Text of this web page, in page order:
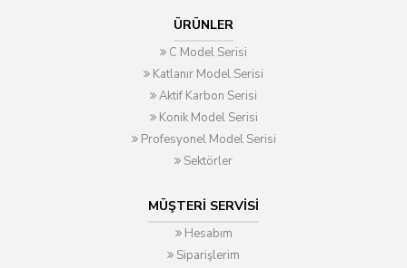
ÜRÜNLER
C Model Serisi
Katlanır Model Serisi
Aktif Karbon Serisi
Konik Model Serisi
Profesyonel Model Serisi
Sektörler
MÜŞTERI SERVISI
Hesabım
Siparişlerim